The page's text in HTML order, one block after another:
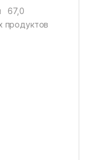
67,0
продуктов